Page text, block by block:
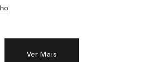
Ver Mais